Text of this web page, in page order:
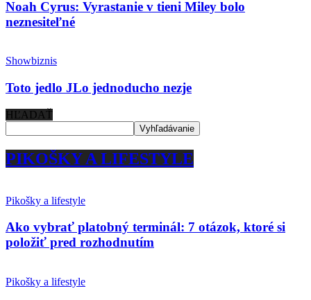
Noah Cyrus: Vyrastanie v tieni Miley bolo
neznesiteľné
Showbiznis
Toto jedlo JLo jednoducho nezje
HĽADAŤ
PIKOŠKY A LIFESTYLE
Pikošky a lifestyle
Ako vybrať platobný terminál: 7 otázok, ktoré si
položiť pred rozhodnutím
Pikošky a lifestyle